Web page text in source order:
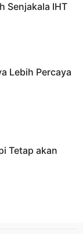
Senjakala IHT
Lebih Percaya
Tetap akan